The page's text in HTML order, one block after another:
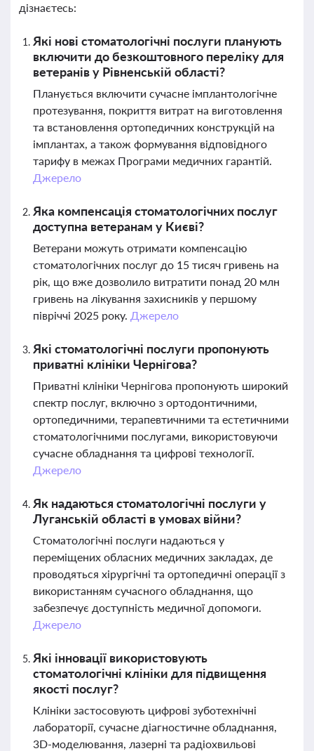
дізнаєтесь:
Які нові стоматологічні послуги планують
включити до безкоштовного переліку для
ветеранів у Рівненській області?
Планується включити сучасне імплантологічне
протезування, покриття витрат на виготовлення
та встановлення ортопедичних конструкцій на
імплантах, а також формування відповідного
тарифу в межах Програми медичних гарантій.
Джерело
Яка компенсація стоматологічних послуг
доступна ветеранам у Києві?
Ветерани можуть отримати компенсацію
стоматологічних послуг до 15 тисяч гривень на
рік, що вже дозволило витратити понад 20 млн
гривень на лікування захисників у першому
півріччі 2025 року. Джерело
Які стоматологічні послуги пропонують
приватні клініки Чернігова?
Приватні клініки Чернігова пропонують широкий
спектр послуг, включно з ортодонтичними,
ортопедичними, терапевтичними та естетичними
стоматологічними послугами, використовуючи
сучасне обладнання та цифрові технології.
Джерело
Як надаються стоматологічні послуги у
Луганській області в умовах війни?
Стоматологічні послуги надаються у
переміщених обласних медичних закладах, де
проводяться хірургічні та ортопедичні операції з
використанням сучасного обладнання, що
забезпечує доступність медичної допомоги.
Джерело
Які інновації використовують
стоматологічні клініки для підвищення
якості послуг?
Клініки застосовують цифрові зуботехнічні
лабораторії, сучасне діагностичне обладнання,
3D-моделювання, лазерні та радіохвильові